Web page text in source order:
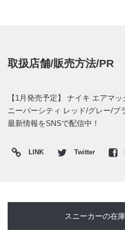
取扱店舗/販売方法/PR
【1月発売予定】 ナイキ エアマ
ニーバーシティ レッド/グレー/ブ
最新情報をSNSで配信中！
LINK Twitter
スニーカーの在